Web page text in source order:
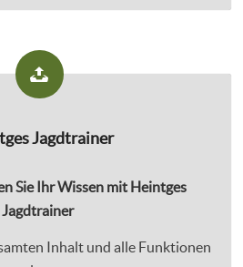
Jagdtrainer
Sie Ihr Wissen mit Heintges
Jagdtrainer
Inhalt und alle Funktionen